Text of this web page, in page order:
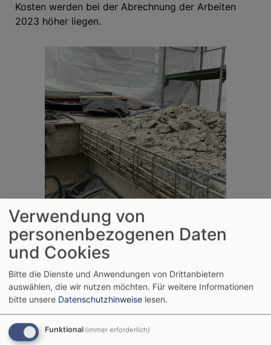
Kosten werden bei der Abrechnung der Arbeiten
2023 höher liegen.
Verwendung von
personenbezogenen Daten
und Cookies
Bitte die Dienste und Anwendungen von Drittanbietern
auswählen, die wir nutzen möchten. Für weitere Informationen
bitte unsere Datenschutzhinweise lesen.
Funktional (immer erforderlich)